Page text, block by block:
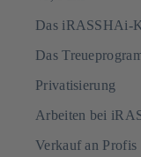
Das iRASSHAi-
Das
Privatisierung
Arbeiten bei
Verkauf an Profis